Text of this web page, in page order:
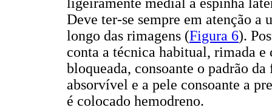
ligeiramente medial à espinha
Deve ter-se sempre em atenção
longo das rimagens (Figura 6).
conta a técnica habitual, rimada
bloqueada, consoante o padrão
absorvível e a pele consoante a
é colocado hemodreno.